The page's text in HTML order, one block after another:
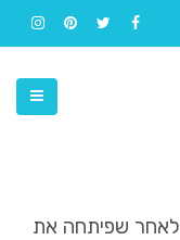
נוסדה בשנת 1991 לאחר שפיתחה את